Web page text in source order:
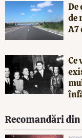
De
de
A7
Ce
Recomandări din